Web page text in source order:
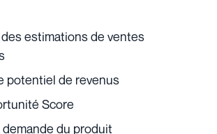
estimations de ventes
potentiel de revenus
Score
demande du produit